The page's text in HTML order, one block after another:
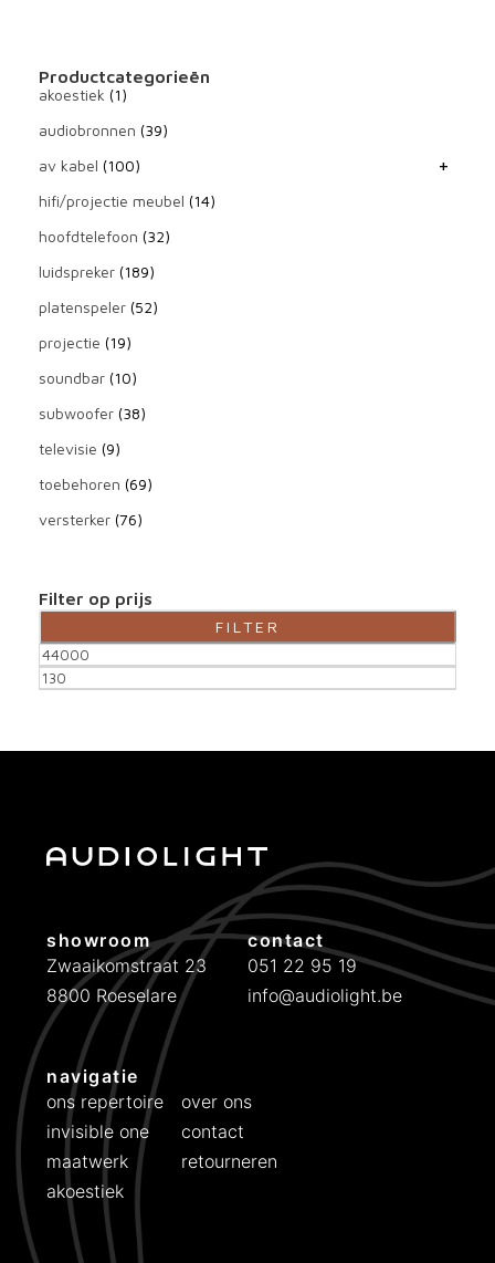
Productcategorieën
akoestiek (1)
audiobronnen (39)
av kabel (100)
hifi/projectie meubel (14)
hoofdtelefoon (32)
luidspreker (189)
platenspeler (52)
projectie (19)
soundbar (10)
subwoofer (38)
televisie (9)
toebehoren (69)
versterker (76)
Filter op prijs
FILTER
showroom
Zwaaikomstraat 23
8800 Roeselare
contact
051 22 95 19
info@audiolight.be
navigatie
ons repertoire
invisible one
maatwerk
akoestiek
over ons
contact
retourneren